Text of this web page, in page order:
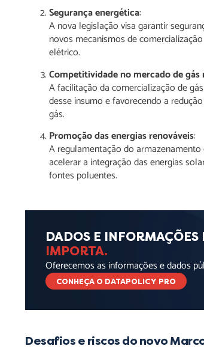
Segurança energética:
A nova legislação visa garantir
novos mecanismos de
elétrico.
Competitividade no mercado de gás
A facilitação da comercialização de
desse insumo e favorecendo a
gás.
Promoção das energias renováveis:
A regulamentação do armazenamento
acelerar a integração das energias
fontes poluentes.
DADOS E
IMPORTA.
Oferecemos as informações e dados
CONHEÇA O DATAPOLICY PRO
Desafios e riscos do novo